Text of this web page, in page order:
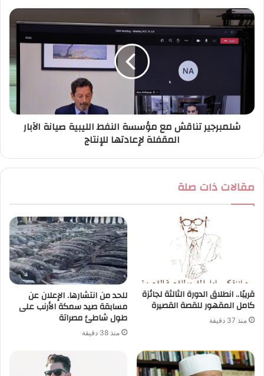
شلمبرجير تناقش مع مؤسسة النفط الليبية صيانة الآبار
المقفلة لإعادتها للإنتاج
مقالات ذات صلة
قريبًا.. انطلاق الدورة الثالثة لجائزة
كامل المقهور للقصة القصيرة
منذ 37 دقيقة
للحد من انتشارها. الإعلان عن
مسابقة صيد سمكة الأرنب على
طول شاطئ مصراتة
منذ 38 دقيقة